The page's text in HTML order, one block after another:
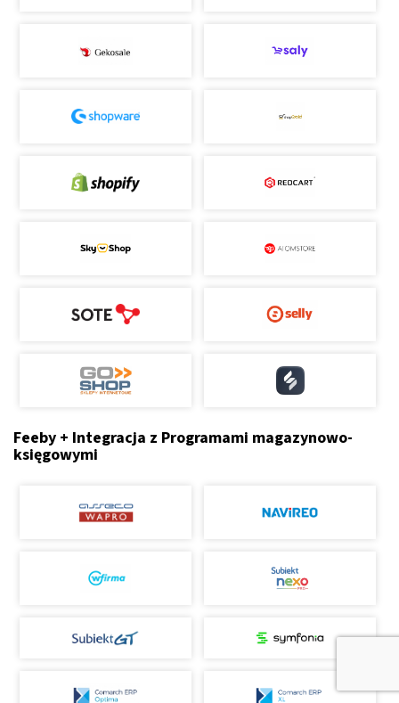
Feeby + Integracja z Programami magazynowo-
księgowymi